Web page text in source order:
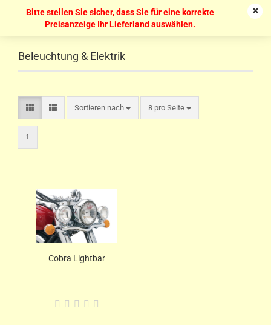
Bitte stellen Sie sicher, dass Sie für eine korrekte
Preisanzeige Ihr Lieferland auswählen.
Beleuchtung & Elektrik
Sortieren nach 8 pro Seite
1
Cobra Lightbar